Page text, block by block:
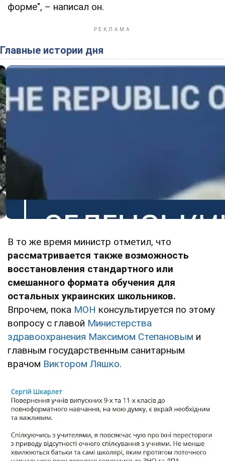
форме", – написал он.
Главные истории дня
В то же время министр отметил, что
рассматривается также возможность
восстановления стандартного или
смешанного формата обучения для
остальных украинских школьников.
Впрочем, пока МОН консультируется по этому
вопросу с главой Министерства
здравоохранения Максимом Степановым и
главным государственным санитарным
врачом Виктором Ляшко.